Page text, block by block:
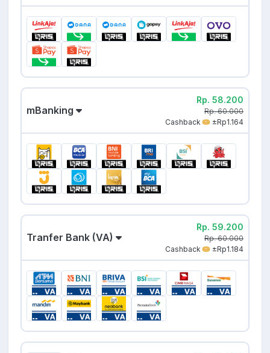
mBanking
Rp. 58.200
Rp. 60.000
Cashback
±Rp1.164
Tranfer Bank (VA)
Rp. 59.200
Rp. 60.000
Cashback
±Rp1.184